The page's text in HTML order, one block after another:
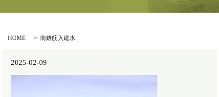
HOME 南鐐筋入建水
2025-02-09